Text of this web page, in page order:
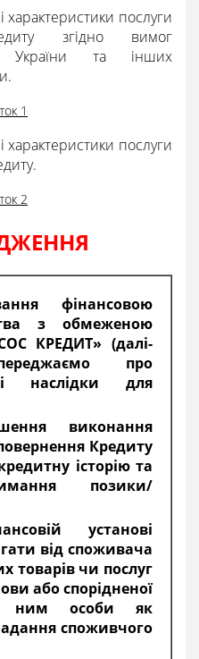
характеристики послуги
згідно вимог
України та інших
1
характеристики послуги
2
фінансовою
з обмеженою
КРЕДИТ» (далі-
про
наслідки для
виконання
Кредиту
історію та
позики/
установі
від споживача
товарів чи послуг
або спорідненої
ним особи як
споживчого